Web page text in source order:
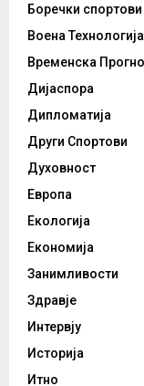
Боречки спортови
Воена Технологија
Временска
Дијаспора
Дипломатија
Други Спортови
Духовност
Европа
Екологија
Економија
Занимливости
Здравје
Интервју
Историја
Итно